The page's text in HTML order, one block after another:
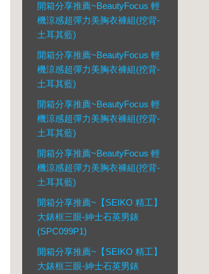
開箱分享推薦~BeautyFocus 輕
機涼感超彈力美胸衣褲組(挖背-
土耳其藍)
開箱分享推薦~BeautyFocus 輕
機涼感超彈力美胸衣褲組(挖背-
土耳其藍)
開箱分享推薦~BeautyFocus 輕
機涼感超彈力美胸衣褲組(挖背-
土耳其藍)
開箱分享推薦~BeautyFocus 輕
機涼感超彈力美胸衣褲組(挖背-
土耳其藍)
開箱分享推薦~【SEIKO 精工】
大錶框三眼-紳士石英男錶
(SPC099P1)
開箱分享推薦~【SEIKO 精工】
大錶框三眼-紳士石英男錶